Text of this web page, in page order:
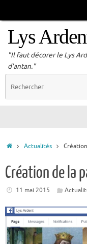
Lys
"Il faut décorer le Lys
d'antan."
Accueil
Actualités
Création de la
11 mai 2015